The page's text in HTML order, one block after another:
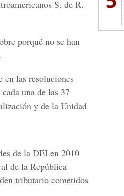
S. de R.
porqué no se han
en las resoluciones
una de las 37
y de la Unidad
de la DEI en 2010
de la República
tributario cometidos